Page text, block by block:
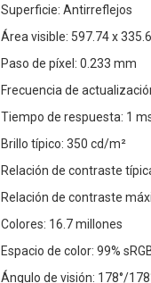
Superficie: Antirreflejos
Área visible: 597.74 x
Paso de píxel: 0.233 mm
Frecuencia de
Tiempo de respuesta: 1
Brillo típico: 350 cd/m²
Relación de contraste
Relación de contraste
Colores: 16.7 millones
Espacio de color: 99%
Ángulo de visión: 178°/